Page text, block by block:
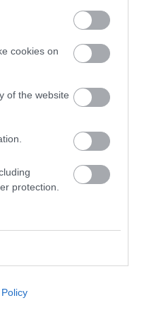
cookies on
of the website
protection.
félmaraton mánia
Fortepan
(
Együtt Rákosmentén
futás (435
GPS óra
(5
hűvösvölgy
időjárás
12
izomláz (6
kerékpárút
körtúra (6)
maraton (
SE (172) Pestlőrinc